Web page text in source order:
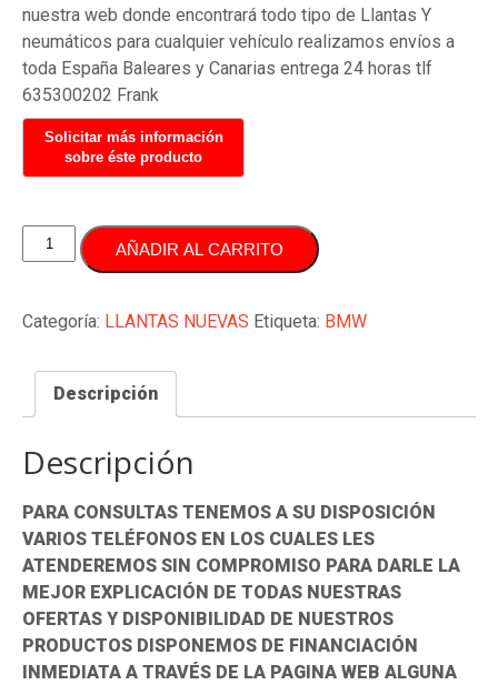
nuestra web donde encontrará todo tipo de Llantas Y
neumáticos para cualquier vehículo realizamos envíos a
toda España Baleares y Canarias entrega 24 horas tlf
635300202 Frank
JUEGO
LLANTAS
PULGADAS
BMW
SERIE
3
E90
E46
cantidad
AÑADIR AL CARRITO
Categoría: LLANTAS NUEVAS Etiqueta: BMW
Descripción
Descripción
PARA CONSULTAS TENEMOS A SU DISPOSICIÓN
VARIOS TELÉFONOS EN LOS CUALES LES
ATENDEREMOS SIN COMPROMISO PARA DARLE LA
MEJOR EXPLICACIÓN DE TODAS NUESTRAS
OFERTAS Y DISPONIBILIDAD DE NUESTROS
PRODUCTOS DISPONEMOS DE FINANCIACIÓN
INMEDIATA A TRAVÉS DE LA PAGINA WEB ALGUNA